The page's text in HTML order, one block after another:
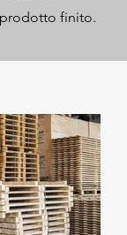
finito.